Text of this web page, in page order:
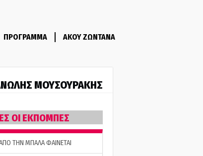
ΠΡΟΓΡΑΜΜΑ ΑΚΟΥ ΖΩΝΤΑΝΑ
ΜΟΥΣΟΥΡΑΚΗΣ
ΟΙ ΕΚΠΟΜΠΕΣ
ΤΗΝ ΜΠΑΛΑ ΦΑΙΝΕΤΑΙ